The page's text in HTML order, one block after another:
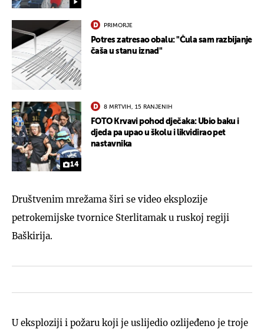
PRIMORJE
Potres zatresao obalu: "Čula sam razbijanje
čaša u stanu iznad"
14
8 MRTVIH, 15 RANJENIH
FOTO Krvavi pohod dječaka: Ubio baku i
djeda pa upao u školu i likvidirao pet
nastavnika
Društvenim mrežama širi se video eksplozije
petrokemijske tvornice Sterlitamak u ruskoj regiji
Baškirija.
U eksploziji i požaru koji je uslijedio ozlijeđeno je troje